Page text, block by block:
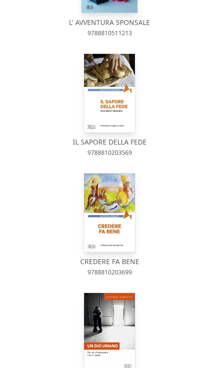
L' AVVENTURA SPONSALE
9788810511213
IL SAPORE DELLA FEDE
9788810203569
CREDERE FA BENE
9788810203699